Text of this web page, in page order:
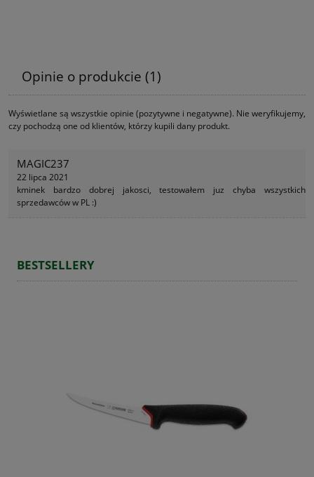
Opinie o produkcie (1)
Wyświetlane są wszystkie opinie (pozytywne i negatywne). Nie weryfikujemy,
czy pochodzą one od klientów, którzy kupili dany produkt.
MAGIC237
22 lipca 2021
kminek bardzo dobrej jakosci, testowałem juz chyba wszystkich
sprzedawców w PL :)
BESTSELLERY